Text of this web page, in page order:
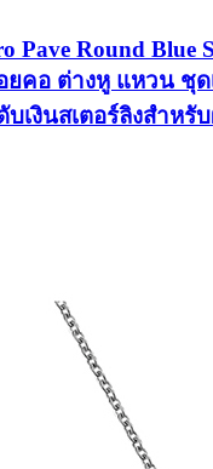
Pave Round Blue
ยคอ ต่างหู แหวน ชุด
บเงินสเตอร์ลิงสำหรั